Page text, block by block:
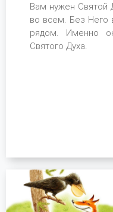
Вам нужен Святой
во всем. Без Него
рядом. Именно
Святого Духа.